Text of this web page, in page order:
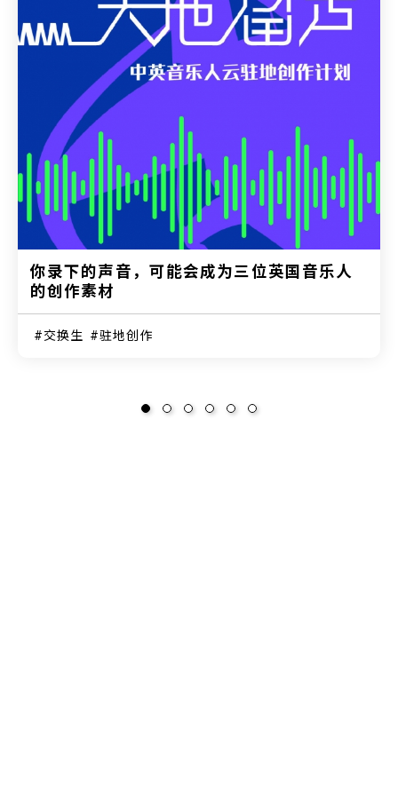
你录下的声音，可能会成为三位英国音乐人
的创作素材
交换生 驻地创作